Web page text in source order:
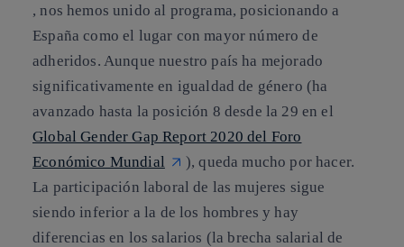
, nos hemos unido al programa, posicionando a
España como el lugar con mayor número de
adheridos. Aunque nuestro país ha mejorado
significativamente en igualdad de género (ha
avanzado hasta la posición 8 desde la 29 en el
Global Gender Gap Report 2020 del Foro
Económico Mundial
), queda mucho por hacer.
La participación laboral de las mujeres sigue
siendo inferior a la de los hombres y hay
diferencias en los salarios (la brecha salarial de